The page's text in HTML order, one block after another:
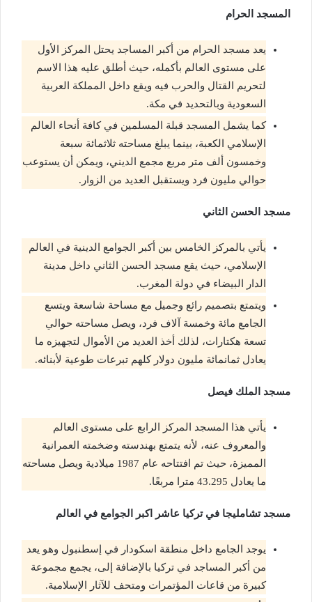
المسجد الحرام
يعد مسجد الحرام من أكبر المساجد يحتل المركز الأول
على مستوى العالم بأكمله، حيث أطلق عليه هذا الاسم
لتحريم القتال والحرب فيه ويقع داخل المملكة العربية
السعودية وبالتحديد في مكة.
كما يشمل المسجد قبلة المسلمين في كافة أنحاء العالم
الإسلامي الكعبة، بينما يبلغ مساحته ثلاثمائة سبعة
وخمسون ألف متر مربع مجمع الديني، ويمكن أن يستوعب
حوالي مليون فرد ويستقبل العديد من الزوار.
مسجد الحسن الثاني
يأتي بالمركز الخامس بين أكبر الجوامع الدينية في العالم
الإسلامي، حيث يقع مسجد الحسن الثاني داخل مدينة
الدار البيضاء في دولة المغرب.
ويتمتع بتصميم رائع وجميل مع مساحة شاسعة ويتسع
الجامع مائة وخمسة آلاف فرد، ويصل مساحته حوالي
تسعة هكتارات، لذلك أخذ العديد من الأموال لتجهيزه ما
يعادل ثمانمائة مليون دولار كلهم تبرعات طوعية لأبنائه.
مسجد الملك فيصل
يأتي هذا المسجد المركز الرابع على مستوى العالم
والمعروف عنه، لأنه يتمتع بهندسته وضخمته العمرانية
المميزة، حيث تم افتتاحه عام 1987 ميلادية ويصل مساحته
ما يعادل 43.295 مترا مربعًا.
مسجد تشامليجا في تركيا عاشر اكبر الجوامع في العالم
يوجد الجامع داخل منطقة اسكودار في إسطنبول وهو يعد
من أكبر المساجد في تركيا بالإضافة إلى، يجمع مجموعة
كبيرة من قاعات المؤتمرات ومتحف للآثار الإسلامية.